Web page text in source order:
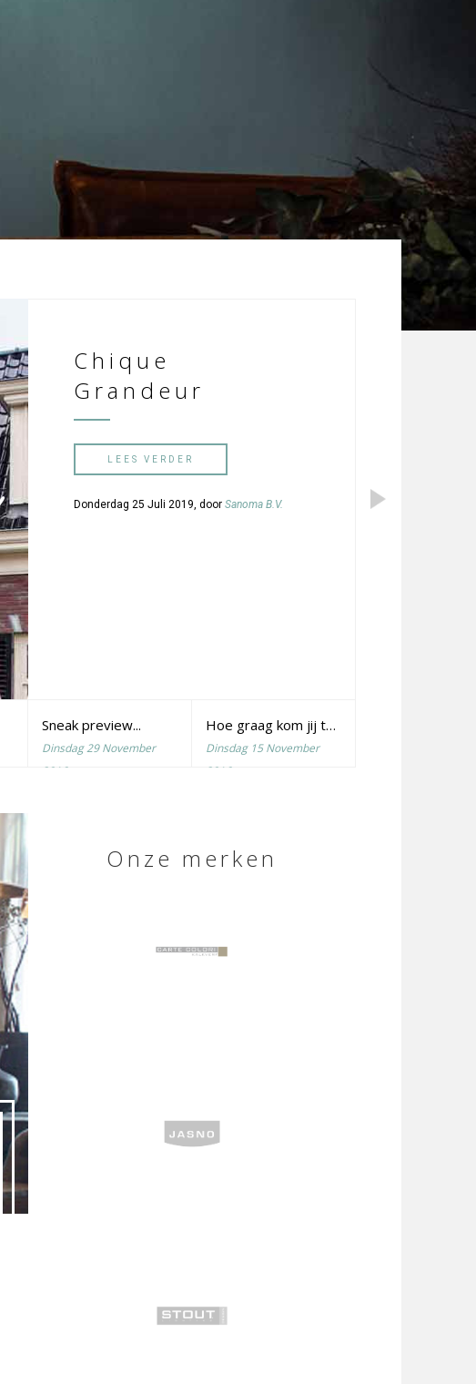
Chique
Grandeur
LEES VERDER
Donderdag 25 Juli 2019, door Sanoma B.V.
Sneak preview...
Dinsdag 29 November
2016
Hoe graag kom jij thuis?
Dinsdag 15 November
2016
Onze merken